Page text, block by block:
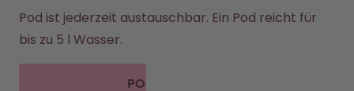
Pod ist jederzeit austauschbar. Ein Pod reicht für
bis zu 5 l Wasser.
PODS